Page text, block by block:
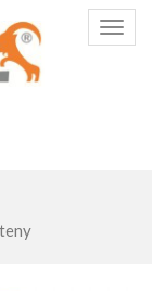
menu